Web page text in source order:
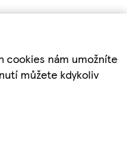
cookies nám umožníte
můžete kdykoliv